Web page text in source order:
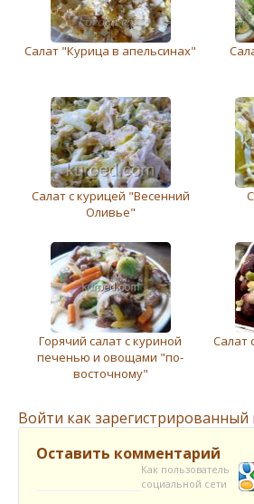
Салат "Курица в апельсинах"
Салат с курицей "Весенний
Оливье"
Горячий салат с куриной
печенью и овощами "по-
восточному"
Салат
Войти как зарегистрированный
Оставить комментарий
Как пользователь
социальной сети